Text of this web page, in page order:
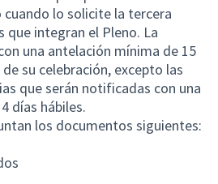
lo solicite la tercera
que integran el Pleno. La
una antelación mínima de 15
su celebración, excepto las
que serán notificadas con una
días hábiles.
los documentos siguientes: